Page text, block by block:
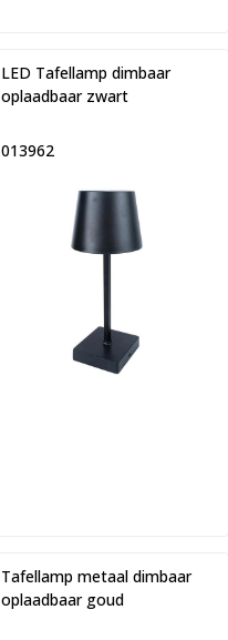
LED Tafellamp dimbaar
oplaadbaar zwart
013962
Tafellamp metaal dimbaar
oplaadbaar goud